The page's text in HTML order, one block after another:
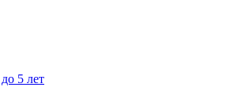
5 лет